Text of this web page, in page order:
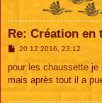
Re: Création en
M
s
a
20 12 2016, 23:12
pour les chaussette
mais après tout il a